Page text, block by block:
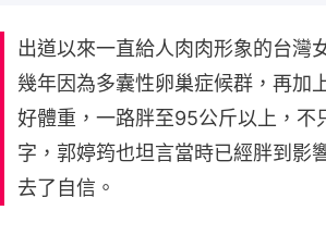
出道以來一直給人肉肉形象的台灣
幾年因為多囊性卵巢症候群，再加
好體重，一路胖至95公斤以上，不
字，郭婷筠也坦言當時已經胖到影
去了自信。